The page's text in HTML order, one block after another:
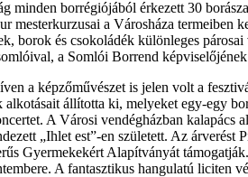
minden borrégiójából érkezett 30
mesterkurzusai a Városháza
borok és csokoládék különleges
a Somlói Borrend
a képzőművészet is jelen volt a
alkotásait állította ki, melyeket egy-egy
A Városi vendégházban
„Ihlet est”-en született. Az
Gyermekekért Alapítványát
A fantasztikus hangulatú liciten